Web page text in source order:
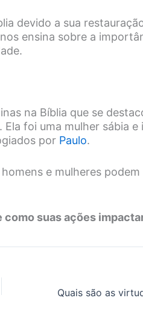
devido a sua
ensina sobre a
na Bíblia que se
foi uma mulher sábia e
por Paulo.
e mulheres
como suas ações